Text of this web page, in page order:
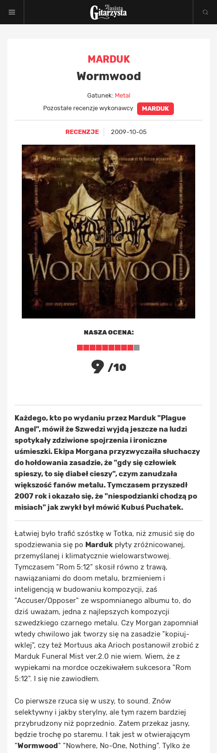
MARDUK
Wormwood
Gatunek: Metal
Pozostałe recenzje wykonawcy
MARDUK
RECENZJE 2009-10-05
NASZA OCENA:
9 /10
Każdego, kto po wydaniu przez Marduk "Plague
Angel", mówił że Szwedzi wyjdą jeszcze na ludzi
spotykały zdziwione spojrzenia i ironiczne
uśmieszki. Ekipa Morgana przyzwyczaiła słuchaczy
do hołdowania zasadzie, że "gdy się człowiek
spieszy, to się diabeł cieszy", czym zanudzała
większość fanów metalu. Tymczasem przyszedł
2007 rok i okazało się, że "niespodzianki chodzą po
misiach" jak zwykł był mówić Kubuś Puchatek.
Łatwiej było trafić szóstkę w Totka, niż zmusić się do
spodziewania się po Marduk płyty zróżnicowanej,
przemyślanej i klimatycznie wielowarstwowej.
Tymczasem "Rom 5:12" skosił równo z trawą,
nawiązaniami do doom metalu, brzmieniem i
inteligencją w budowaniu kompozycji, zaś
"Accuser/Opposer" ze wspomnianego albumu to, do
dziś uważam, jedna z najlepszych kompozycji
szwedzkiego czarnego metalu. Czy Morgan zapomniał
wtedy chwilowo jak tworzy się na zasadzie "kopiuj-
wklej", czy też Mortuus aka Arioch postanowił zrobić z
Marduk Funeral Mist ver.2.0 nie wiem. Wiem, że z
wypiekami na mordce oczekiwałem sukcesora "Rom
5:12". I się nie zawiodłem.
Co pierwsze rzuca się w uszy, to sound. Znów
selektywny i jakby sterylny, ale tym razem bardziej
przybrudzony niż poprzednio. Zatem przekaz jasny,
będzie trochę po staremu. I tak jest w otwierającym
"Wormwood" "Nowhere, No-One, Nothing". Tylko że